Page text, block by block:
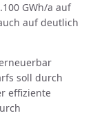
GWh/a auf
auf deutlich
soll durch
effiziente